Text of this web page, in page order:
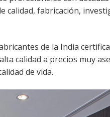
fabricación,
de la India
calidad a precios muy
de vida.